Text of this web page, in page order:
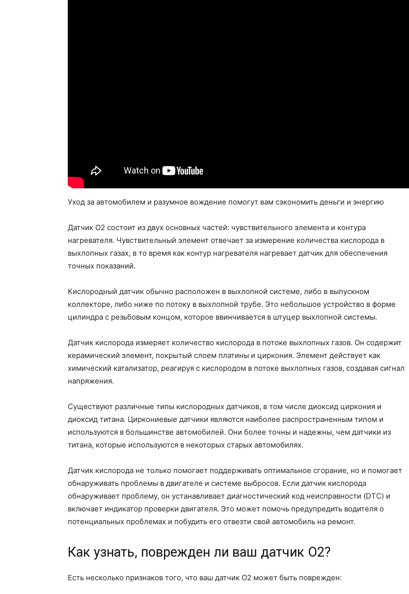
Уход за автомобилем и разумное вождение помогут вам сэкономить деньги и энергию
Датчик O2 состоит из двух основных частей: чувствительного элемента и контура
нагревателя. Чувствительный элемент отвечает за измерение количества кислорода в
выхлопных газах, в то время как контур нагревателя нагревает датчик для обеспечения
точных показаний.
Кислородный датчик обычно расположен в выхлопной системе, либо в выпускном
коллекторе, либо ниже по потоку в выхлопной трубе. Это небольшое устройство в форме
цилиндра с резьбовым концом, которое ввинчивается в штуцер выхлопной системы.
Датчик кислорода измеряет количество кислорода в потоке выхлопных газов. Он содержит
керамический элемент, покрытый слоем платины и циркония. Элемент действует как
химический катализатор, реагируя с кислородом в потоке выхлопных газов, создавая сигнал
напряжения.
Существуют различные типы кислородных датчиков, в том числе диоксид циркония и
диоксид титана. Циркониевые датчики являются наиболее распространенным типом и
используются в большинстве автомобилей. Они более точны и надежны, чем датчики из
титана, которые используются в некоторых старых автомобилях.
Датчик кислорода не только помогает поддерживать оптимальное сгорание, но и помогает
обнаруживать проблемы в двигателе и системе выбросов. Если датчик кислорода
обнаруживает проблему, он устанавливает диагностический код неисправности (DTC) и
включает индикатор проверки двигателя. Это может помочь предупредить водителя о
потенциальных проблемах и побудить его отвезти свой автомобиль на ремонт.
Как узнать, поврежден ли ваш датчик O2?
Есть несколько признаков того, что ваш датчик O2 может быть поврежден: